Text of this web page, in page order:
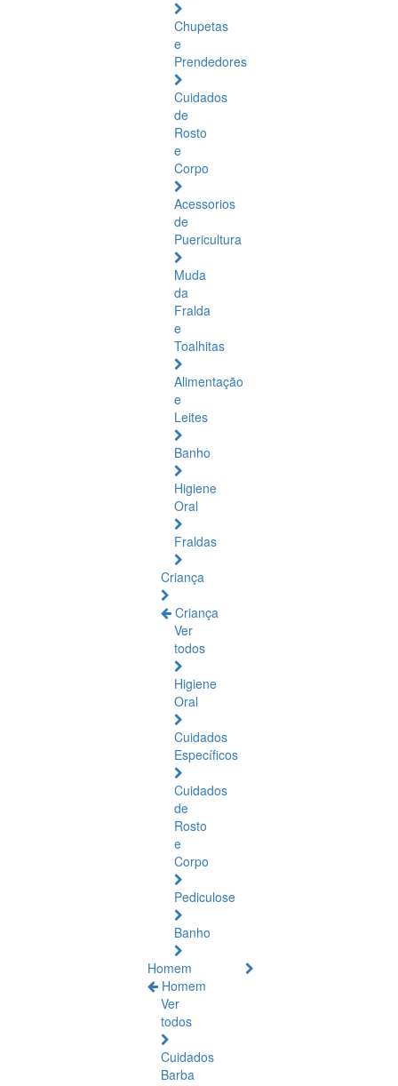
Chupetas
e
Prendedores
Cuidados
de
Rosto
e
Corpo
Acessorios
de
Puericultura
Muda
da
Fralda
e
Toalhitas
Alimentação
e
Leites
Banho
Higiene
Oral
Fraldas
Criança
Criança
Ver
todos
Higiene
Oral
Cuidados
Específicos
Cuidados
de
Rosto
e
Corpo
Pediculose
Banho
Homem
Homem
Ver
todos
Cuidados
Barba